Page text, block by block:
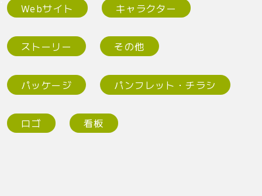
Webサイト キャラクター
ストーリー その他
パッケージ パンフレット・チラシ
ロゴ 看板